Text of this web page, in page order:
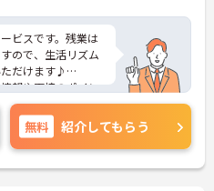
ビスです。残業は
ので、生活リズム
だけます♪
報や面接のポイン
問い合わせくださ
無料 紹介してもらう